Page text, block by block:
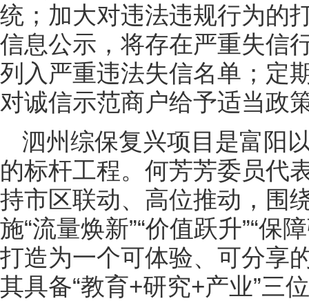
统；加大对违法违规行为的
信息公示，将存在严重失信
列入严重违法失信名单；定
对诚信示范商户给予适当政
泗州综保复兴项目是富阳
的标杆工程。何芳芳委员代
持市区联动、高位推动，围
施“流量焕新”“价值跃升”“保
打造为一个可体验、可分享
其具备“教育+研究+产业”三